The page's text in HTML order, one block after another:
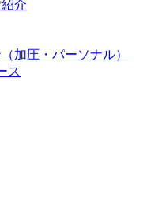
介
加圧・パーソナル）
ス